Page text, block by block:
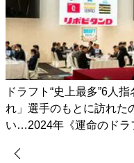
ドラフト“史上最多”6人
れ」選手のもとに訪れた
い…2024年《運命のドラ